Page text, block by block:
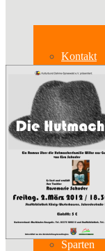
Kontakt
Über uns
Geschichte
Sparten